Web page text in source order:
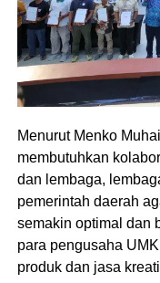
Menurut Menko
membutuhkan
dan lembaga,
pemerintah daerah
semakin optimal dan
para pengusaha
produk dan jasa